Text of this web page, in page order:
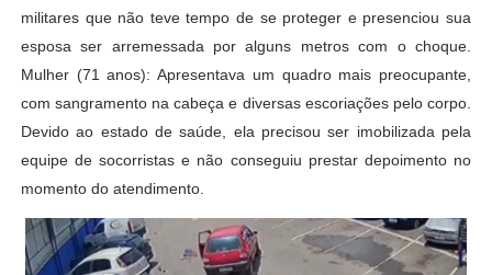
militares que não teve tempo de se proteger e presenciou sua
esposa ser arremessada por alguns metros com o choque.
Mulher (71 anos): Apresentava um quadro mais preocupante,
com sangramento na cabeça e diversas escoriações pelo corpo.
Devido ao estado de saúde, ela precisou ser imobilizada pela
equipe de socorristas e não conseguiu prestar depoimento no
momento do atendimento.